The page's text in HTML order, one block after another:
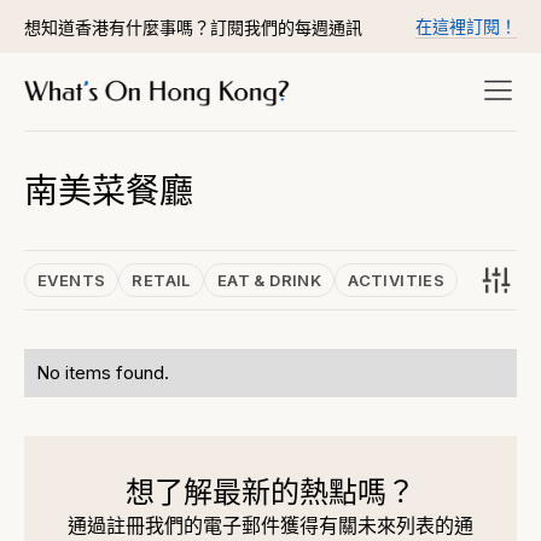
想知道香港有什麼事嗎？訂閱我們的每週通訊 在這裡訂閱！
南美菜餐廳
EVENTS RETAIL EAT & DRINK ACTIVITIES
No items found.
想了解最新的熱點嗎？
通過註冊我們的電子郵件獲得有關未來列表的通